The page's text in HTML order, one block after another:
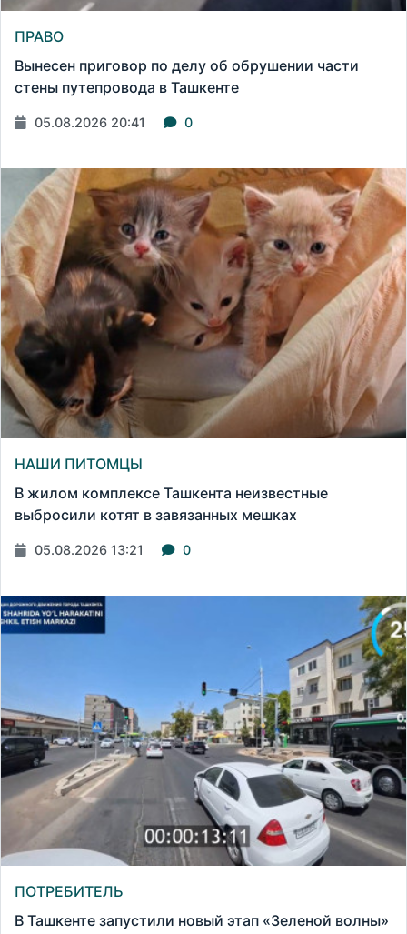
ПРАВО
Вынесен приговор по делу об обрушении части
стены путепровода в Ташкенте
05.08.2026 20:41 0
НАШИ ПИТОМЦЫ
В жилом комплексе Ташкента неизвестные
выбросили котят в завязанных мешках
05.08.2026 13:21 0
ПОТРЕБИТЕЛЬ
В Ташкенте запустили новый этап «Зеленой волны»